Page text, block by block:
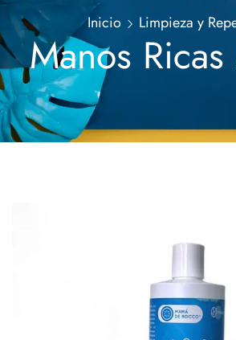
Inicio Limpieza y
Manos